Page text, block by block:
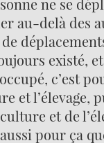
ne se
au-delà des
existé,
c’est
et l’élevage,
et de
pour ça